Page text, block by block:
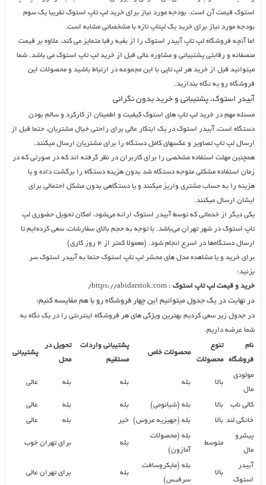
استوک قیمت آن است. بودجه مورد نیاز برای خرید لپ تاپ استوک تقریبا یک سوم
بودجه مورد نیاز برای خرید یک لپتاپ تازه با مشخصاتی مشابه است.
اما آنچه فروشگاه لپ تاپ آبیدر استوک را از بقیه رقبا متمایز می کند، علاوه بر قیمت
منصفانه و رقابتی پشتیبانی و مشاوره عالی قبل از خرید لپ تاپ استوک می باشد. شما
میتوانید قبل از خرید هر لپ تاپی با این مجموعه در ارتباط باشید و محصولات این
فروشگاه رو یه نگاه بندازید.
آبیدر استوک، پشتیبانی و خرید بدون نگرانی
مسئله مهم در خرید لپ تاپ های استوک کیفیت و اطمینان از کارکرد و سالم بودن
دستگاه است، آبیدر استوک در یک ابتکار عالی برای راحتی خیال مشتریان، حتما قبل از
ارسال لپ تاپ تصاویر و عکسهای کامل دستگاه را برای مشتریان ارسال میکنند.
همچنین مهلت استفاده مشخصی را برای کاربران در نظر گرفته اند که در صورتی که در
زمان استفاده مشکلی متوجه دستگاه شد بدون هزینه دستگاه را برگشت داده و یا
هزینه را به حساب مشتری واریز میکنند و یا دستگاهی بدون مشکل احتمالی برای
ایشان ارسال میکنند.
یکی دیگر از خدماتی که توسط آبیدر استوک ارائه می‌شود، امکان تحویل حضوری لپ
تاپ استوک در شهر تهران می‌باشد. با توجه به حجم بالای سفارشات، سعی کرده‌ایم تا
ارسال دستگاه‌ها در اسرع انجام شود. (معمولا کمتر از ۴ روز کاری)
برای خرید و یا مشاهده مدل های محشر لپ تاپ استوک حتما به آبیدر استوک سر
بزنید:
خرید و قیمت لپ تاپ استوک:
https://abidarstok.com/
در نهایت در یک جدول میتوانیم این چهار فروشگاه رو با هم مقایسه کنیم:
در جدول زیر سعی کردیم بهترین ویژگی های هر فروشگاه اینترنتی را در یک نگاه به
شما عرضه داریم.
نام
فروشگاه
تنوع
محصولات
محصولات خاص
پشتیبانی واردات
مستقیم
تحویل در
محل
پشتیبانی
مولودی
مال
بالا بله بله بله عالی
کالی ناب بالا بله (شیائومی) بله بله
عالی
خانگی لند بالا بله (جهیزیه عروس) خیر بله
عالی
پیشرو
مال
متوسط
بله (محصولات
آمازون)
بله برای تهران خوب
آبیدر
استوک
بالا
بله (مایکروسافت
سرفیس)
بله برای تهران عالی